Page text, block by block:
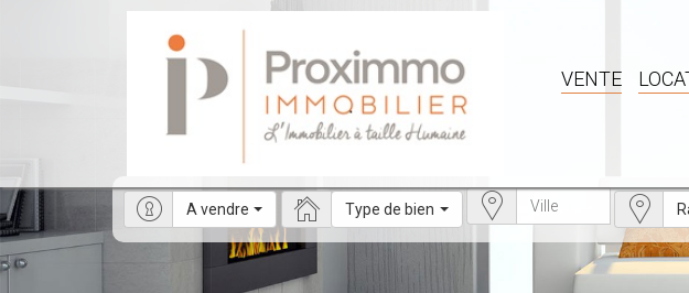
VENTE
A vendre Type de bien